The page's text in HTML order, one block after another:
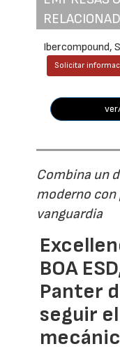
Ibercompound,
Solicitar
Combina un
moderno
vanguardia
BOA
Panter
seguir